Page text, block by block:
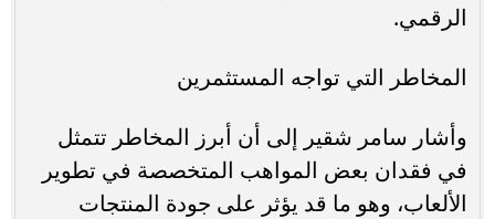
الرقمي.
المخاطر التي تواجه المستثمرين
وأشار سامر شقير إلى أن أبرز المخاطر تتمثل
في فقدان بعض المواهب المتخصصة في تطوير
الألعاب، وهو ما قد يؤثر على جودة المنتجات